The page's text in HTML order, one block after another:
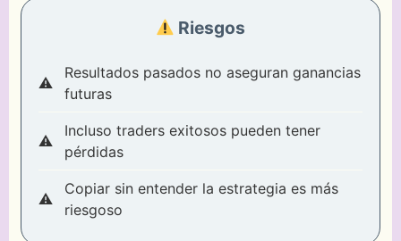
Riesgos
Resultados pasados no aseguran ganancias
futuras
Incluso traders exitosos pueden tener
pérdidas
Copiar sin entender la estrategia es más
riesgoso